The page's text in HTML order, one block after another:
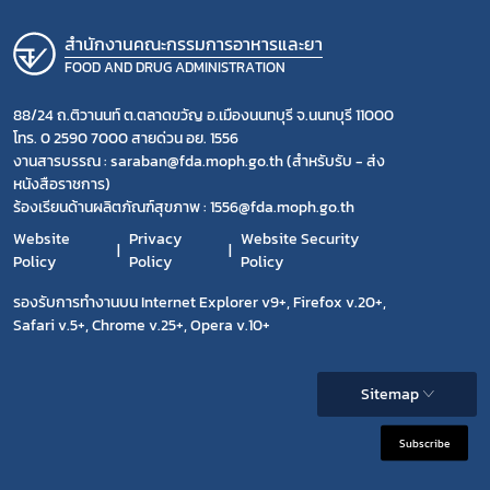
สำนักงานคณะกรรมการอาหารและยา
FOOD AND DRUG ADMINISTRATION
88/24 ถ.ติวานนท์ ต.ตลาดขวัญ อ.เมืองนนทบุรี จ.นนทบุรี 11000
โทร. 0 2590 7000 สายด่วน อย. 1556
งานสารบรรณ : saraban@fda.moph.go.th (สำหรับรับ - ส่ง
หนังสือราชการ)
ร้องเรียนด้านผลิตภัณฑ์สุขภาพ : 1556@fda.moph.go.th
Website
Policy
Privacy
Policy
Website Security
Policy
รองรับการทำงานบน Internet Explorer v9+, Firefox v.20+,
Safari v.5+, Chrome v.25+, Opera v.10+
Sitemap
Subscribe